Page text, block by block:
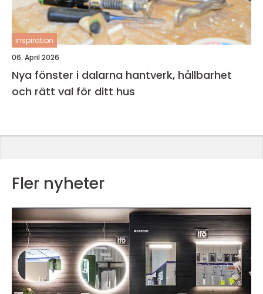
inspiration
06. April 2026
Nya fönster i dalarna hantverk, hållbarhet
och rätt val för ditt hus
Fler nyheter